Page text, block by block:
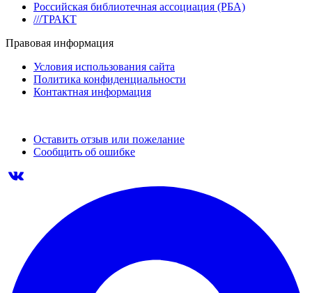
Российская библиотечная ассоциация (РБА)
///ТРАКТ
Правовая информация
Условия использования сайта
Политика конфиденциальности
Контактная информация
Оставить отзыв или пожелание
Сообщить об ошибке